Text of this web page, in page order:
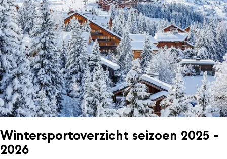
Wintersportoverzicht seizoen 2025 -
2026